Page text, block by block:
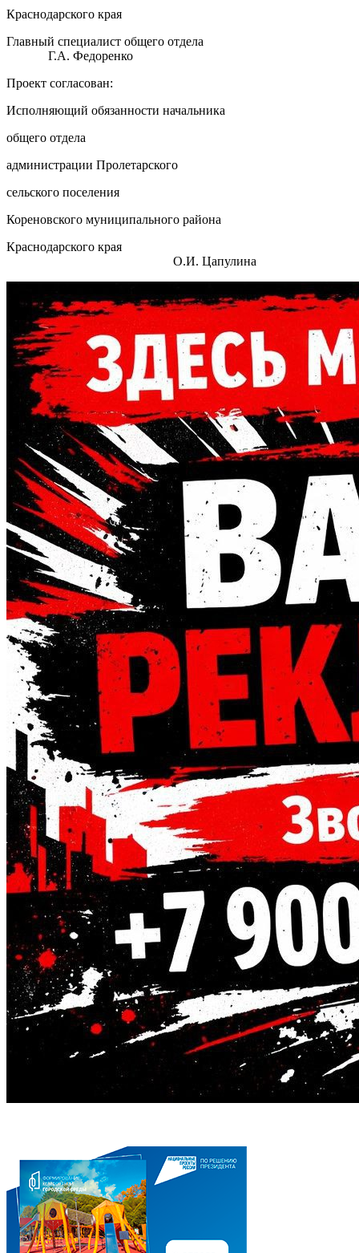
Краснодарского края
Главный специалист общего отдела
Г.А. Федоренко
Проект согласован:
Исполняющий обязанности начальника
общего отдела
администрации Пролетарского
сельского поселения
Кореновского муниципального района
Краснодарского края
О.И. Цапулина